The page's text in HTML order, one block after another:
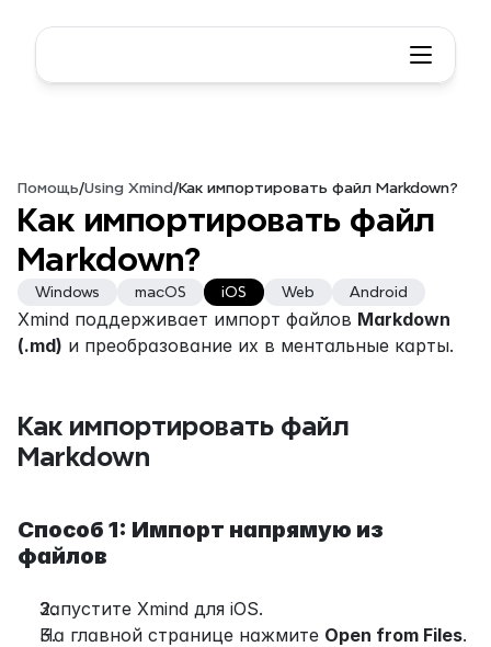
Помощь/Using Xmind /Как импортировать файл Markdown?
Как импортировать файл
Markdown?
Windows macOS iOS Web Android
Xmind поддерживает импорт файлов Markdown
(.md) и преобразование их в ментальные карты.
Как импортировать файл
Markdown
Способ 1: Импорт напрямую из
файлов
Запустите Xmind для iOS.
На главной странице нажмите Open from Files.